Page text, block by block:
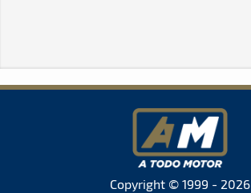
Copyright © 1999 - 2026